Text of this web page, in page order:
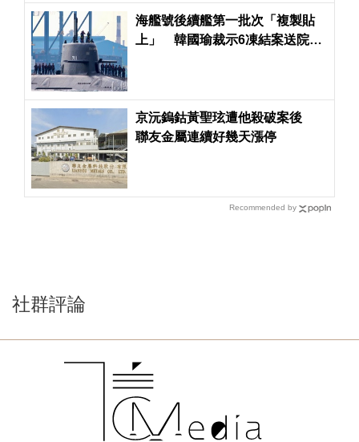
海艦號後續艦第一批次「複製貼
上」 韓國瑜裁示6凍結案送院會
京沅鎢鈷黃聖玹遭他殺破案後
聯友金屬連續好幾天漲停
Recommended by
社群評論